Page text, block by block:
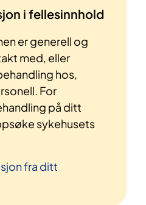
i fellesinnhold
er generell og
med, eller
hos,
For
på ditt
sykehusets
fra ditt